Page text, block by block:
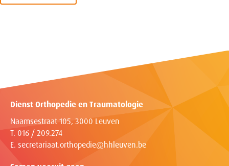
Dienst Orthopedie en Traumatologie
Naamsestraat 105, 3000 Leuven
T. 016 / 209.274
E. secretariaat.orthopedie@hhleuven.be